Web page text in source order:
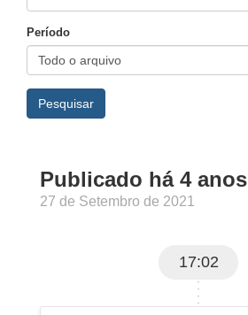
Período
Pesquisar
Publicado há 4 anos
27 de Setembro de 2021
17:02